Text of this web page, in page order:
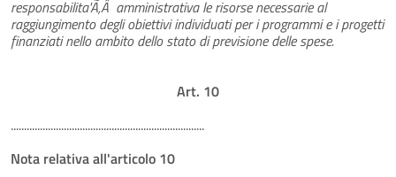
responsabilita'Ã‚Â amministrativa le risorse necessarie al
raggiungimento degli obiettivi individuati per i programmi e i progetti
finanziati nello ambito dello stato di previsione delle spese.
Art. 10
.........................................................................
Nota relativa all'articolo 10